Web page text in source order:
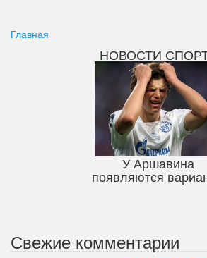
Главная
НОВОСТИ
У Аршавина
появляются
Свежие комментарии